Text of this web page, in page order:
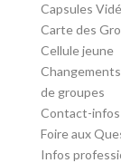
Capsules
Carte des
Cellule jeune
de groupes
Contact-infos
Foire aux
Infos